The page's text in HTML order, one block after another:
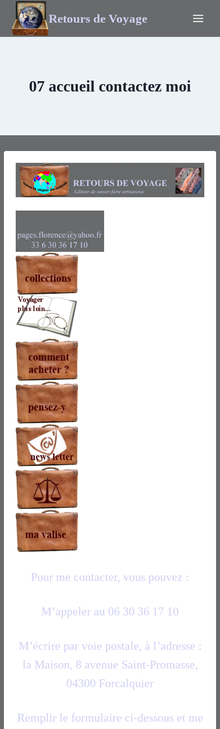
Retours de Voyage
07 accueil contactez moi
Pour me contacter, vous pouvez :
M’appeler au 06 30 36 17 10
M’écrire par voie postale, à l’adresse :
la Maison, 8 avenue Saint-Promasse,
04300 Forcalquier
Remplir le formulaire ci-dessous et me